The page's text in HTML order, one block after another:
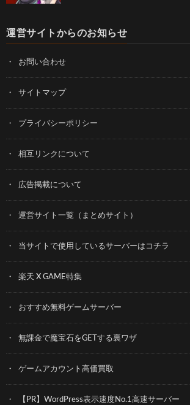
運営サイトからのお知らせ
お問い合わせ
サイトマップ
プライバシーポリシー
相互リンクについて
広告掲載について
運営サイト一覧（まとめサイト）
当サイトで使用しているサーバーはコチラ
楽天 X GAME特集
おすすめ無料ゲームサーバー
無課金で魔宝石をGETする裏ワザ
ゲームアカウント高価買取
【PR】WordPress表示速度No.1高速サーバー